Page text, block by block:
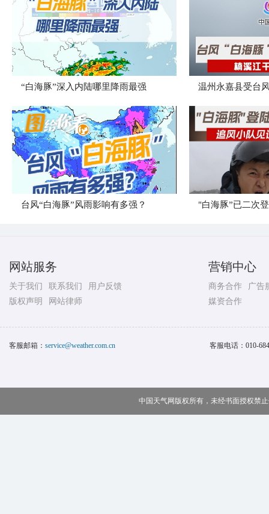
“白海豚”深入内陆哪里降雨最强 温州永嘉县受台
台风“白海豚”风雨影响有多强？ "白海豚”已二次
网站服务
关于我们 联系我们
用户反馈
版权声明
网站律师
营销中心
商务合作
广告
媒资合作
客服邮箱： service@weather.com.cn 客服电话： 010-
中国天气网版权所有，未经书面授权